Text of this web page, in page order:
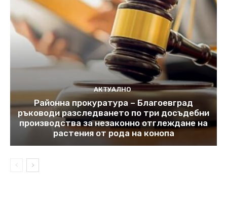
АКТУАЛНО
Районна прокуратура – Благоевград
ръководи разследването по три досъдебни
производства за незаконно отглеждане на
растения от рода на конопа